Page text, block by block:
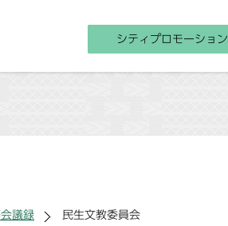
シティプロモーション
議録 民生文教委員会